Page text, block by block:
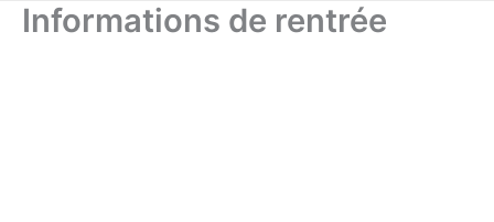
Informations de rentrée